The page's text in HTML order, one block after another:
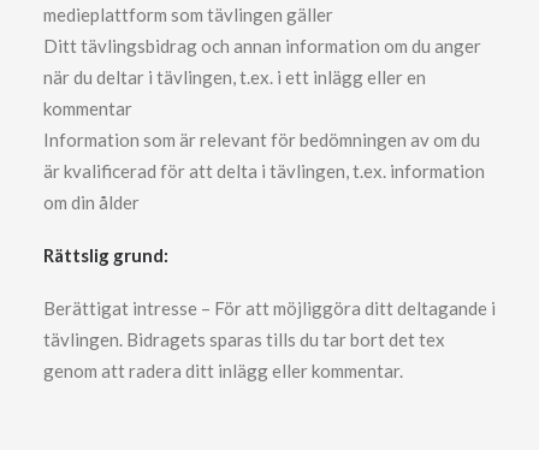
medieplattform som tävlingen gäller
Ditt tävlingsbidrag och annan information om du anger
när du deltar i tävlingen, t.ex. i ett inlägg eller en
kommentar
Information som är relevant för bedömningen av om du
är kvalificerad för att delta i tävlingen, t.ex. information
om din ålder
Rättslig grund:
Berättigat intresse – För att möjliggöra ditt deltagande i
tävlingen. Bidragets sparas tills du tar bort det tex
genom att radera ditt inlägg eller kommentar.